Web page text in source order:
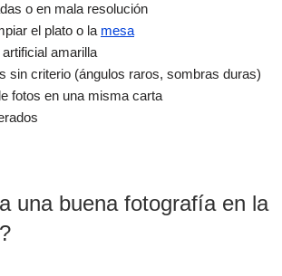
o en mala resolución
el plato o la mesa
amarilla
sin criterio (ángulos raros, sombras duras)
fotos en una misma carta
una buena fotografía en la